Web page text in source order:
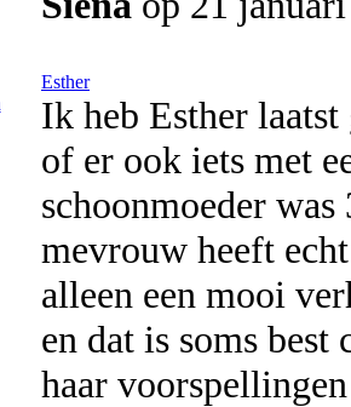
Esther
Ik heb Esther
of er ook iets met
schoonmoeder
mevrouw heeft
alleen een mooi
en dat is soms
haar